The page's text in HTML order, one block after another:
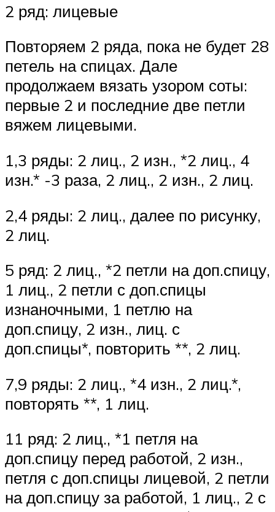
2 ряд: лицевые
Повторяем 2 ряда, пока не будет 28
петель на спицах. Дале
продолжаем вязать узором соты:
первые 2 и последние две петли
вяжем лицевыми.
1,3 ряды: 2 лиц., 2 изн., *2 лиц., 4
изн.* -3 раза, 2 лиц., 2 изн., 2 лиц.
2,4 ряды: 2 лиц., далее по рисунку,
2 лиц.
5 ряд: 2 лиц., *2 петли на доп.спицу,
1 лиц., 2 петли с доп.спицы
изнаночными, 1 петлю на
доп.спицу, 2 изн., лиц. с
доп.спицы*, повторить **, 2 лиц.
7,9 ряды: 2 лиц., *4 изн., 2 лиц.*,
повторять **, 1 лиц.
11 ряд: 2 лиц., *1 петля на
доп.спицу перед работой, 2 изн.,
петля с доп.спицы лицевой, 2 петли
на доп.спицу за работой, 1 лиц., 2 с